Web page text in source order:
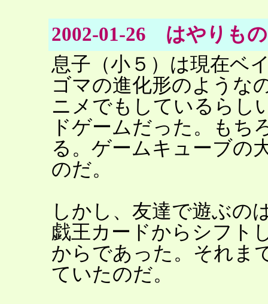
2002-01-26 はやりもの
息子（小５）は現在ベ
ゴマの進化形のような
ニメでもしているらし
ドゲームだった。もち
る。ゲームキューブの
のだ。
しかし、友達で遊ぶの
戯王カードからシフト
からであった。それま
ていたのだ。